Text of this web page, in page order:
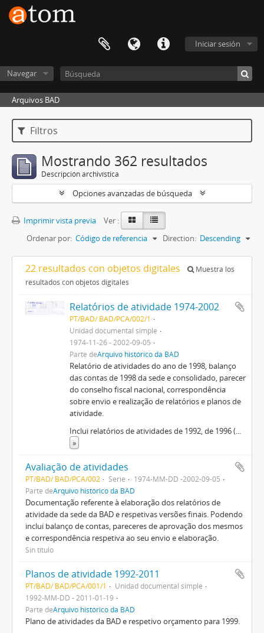
Iniciar sesión
Navegar
Arquivos BAD
Filtros
Mostrando 362 resultados
Descripción archivística
Opciones avanzadas de búsqueda
Imprimir vista previa
Ver :
Ordenar por: Código de referencia Direction: Descending
22 resultados con objetos digitales
Muestra los
resultados con objetos digitales
Relatórios de atividade 1974-2002
PT/BAD/ BAD/PCA/002/1
Unidad documental simple
1974-11-26 - 2002-09-05
Parte deArquivo histórico da BAD
Relatório de atividades do ano de 1998, balanço
das contas de 1998 da sede e consolidado, parecer
do conselho fiscal nacional, correspondência
sobre envio e realização de relatórios e planos de
atividade.
Inclui relatórios de atividades de 1992, de 1996 (...
»
Avaliação de atividades
PT/BAD/ BAD/PCA/002 Serie
1974-MM-DD -2002-09-05
Parte deArquivo histórico da BAD
Documentação referente à elaboração dos relatórios de
atividade da sede da BAD e respetivas versões finais. Podendo
inclui balanço de contas, pareceres de aprovação dos mesmos
e correspondência respetiva ao seu envio e elaboração.
Sin título
Planos de atividade 1992-2011
PT/BAD/ BAD/PCA/001/1
Unidad documental simple
1992-MM-DD - 2011-01-19
Parte deArquivo histórico da BAD
Plano de atividades da BAD e respetivo orçamento para 1999.